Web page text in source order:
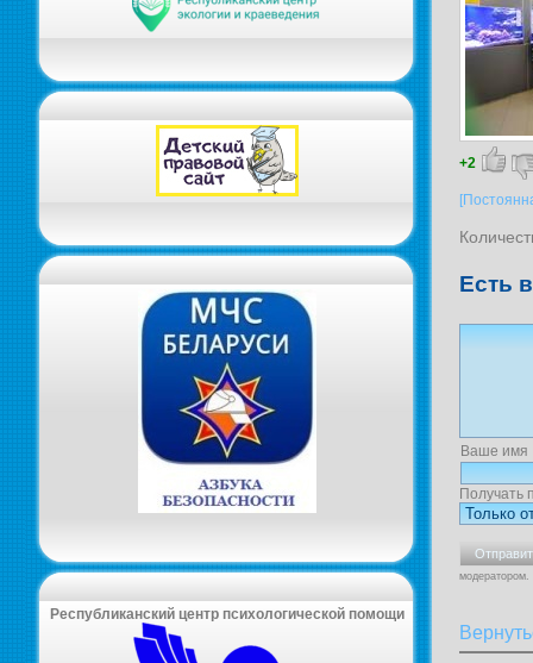
Республиканский центр психологической помощи
+2
Есть
Ваше имя
Получать
модератором.